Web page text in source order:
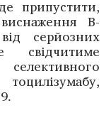
припустити,
В-
серйозних
свідчитиме